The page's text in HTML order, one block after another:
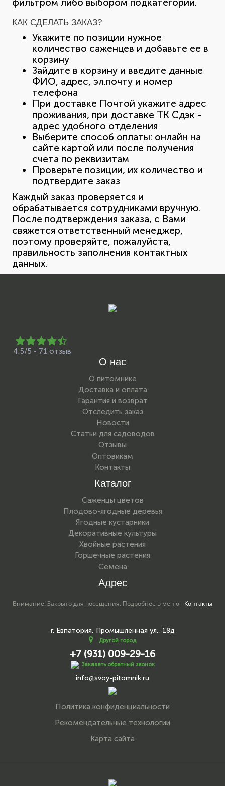
КАК СДЕЛАТЬ ЗАКАЗ?
Укажите по позиции нужное
количество саженцев и добавьте ее в
корзину
Зайдите в корзину и введите данные
ФИО, адрес, эл.почту и номер
телефона
При доставке Почтой укажите адрес
проживания, при доставке ТК Сдэк -
адрес удобного отделения
Выберите способ оплаты: онлайн на
сайте картой или после получения
счета по реквизитам
Проверьте позиции, их количество и
подтвердите заказ
Каждый заказ проверяется и
обрабатывается сотрудниками вручную.
После подтверждения заказа, с Вами
свяжется ответственный менеджер,
поэтому проверяйте, пожалуйста,
правильность заполнения контактных
данных.
4.5/5 - 71 отзыв
О нас
О питомнике
Доставка и оплата
Гарантия и возврат
Отследить заказ
Новости
Статьи для садоводов
Отзывы
Оптовикам
Контакты
Каталог
Саженцы цветов
Плодово-ягодные деревья
Ягодные кустарники
Декоративные культуры
Хвойные растения
Горшечные растения
Семена
Адрес
Внимание! Закрыто для посещения. Подробнее в меню - Контакты
г. Евпатория, Промышленная ул., 18д
Другой город
+7 (931) 009-29-16
Заказать обратный звонок
info@svoy-pitomnik.ru
Политика конфиденциальности
Рекомендательные технологии
Карта сайта